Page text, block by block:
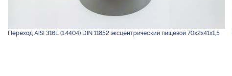
Переход AISI 316L (1.4404) DIN 11852 эксцентрический пищевой 70х2х41х1,5